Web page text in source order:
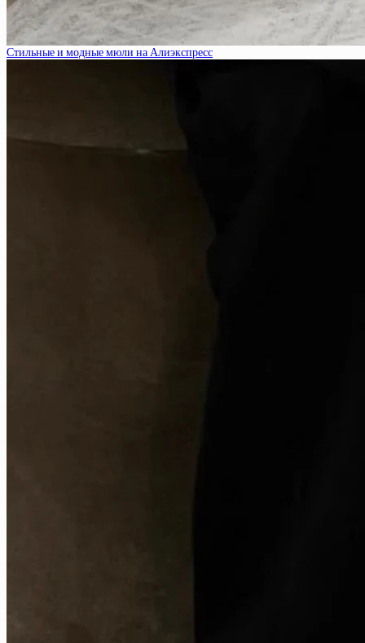
Стильные и модные мюли на Алиэкспресс